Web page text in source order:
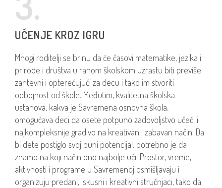
UČENJE KROZ IGRU
Mnogi roditelji se brinu da će časovi matematike, jezika i
prirode i društva u ranom školskom uzrastu biti previše
zahtevni i opterećujući za decu i tako im stvoriti
odbojnost od škole. Međutim, kvalitetna školska
ustanova, kakva je Savremena osnovna škola,
omogućava deci da osete potpuno zadovoljstvo učeći i
najkompleksnije gradivo na kreativan i zabavan način. Da
bi dete postiglo svoj puni potencijal, potrebno je da
znamo na koji način ono najbolje uči. Prostor, vreme,
aktivnosti i programe u Savremenoj osmišljavaju i
organizuju predani, iskusni i kreativni stručnjaci, tako da